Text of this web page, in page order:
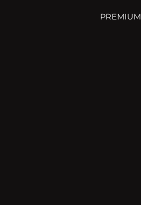
PREMIUM